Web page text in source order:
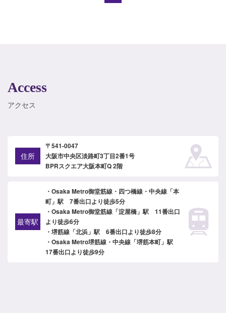
Access
アクセス
住所
〒541-0047
大阪市中央区淡路町3丁目2番1号
BPRスクエア大阪本町Q 2階
最寄駅
・Osaka Metro御堂筋線・四つ橋線・中央線「本
町」駅 7番出口より徒歩5分
・Osaka Metro御堂筋線「淀屋橋」駅 11番出口
より徒歩6分
・堺筋線「北浜」駅 6番出口より徒歩8分
・Osaka Metro堺筋線・中央線「堺筋本町」駅
17番出口より徒歩9分